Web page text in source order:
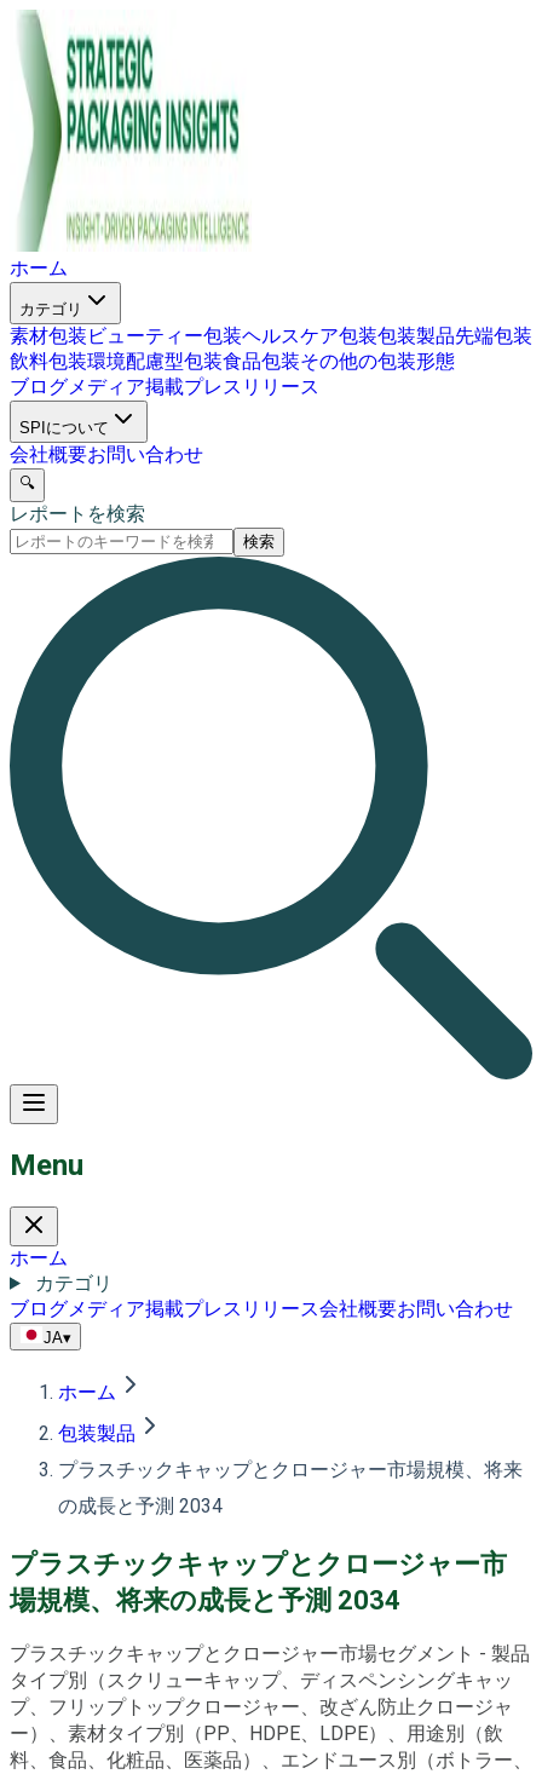
ホーム
カテゴリ
素材包装 ビューティー包装ヘルスケア包装包装製品先端包装
飲料包装環境配慮型包装食品包装その他の包装形態
ブログメディア掲載プレスリリース
SPIについて
会社概要お問い合わせ
🔍
レポートを検索
検索
Menu
ホーム
カテゴリ
ブログメディア掲載プレスリリース会社概要お問い合わせ
JA▾
ホーム
包装製品
プラスチックキャップとクロージャー市場規模、将来
の成長と予測 2034
プラスチックキャップとクロージャー市
場規模、将来の成長と予測 2034
プラスチックキャップとクロージャー市場セグメント - 製品
タイプ別（スクリューキャップ、ディスペンシングキャッ
プ、フリップトップクロージャー、改ざん防止クロージャ
ー）、素材タイプ別（PP、HDPE、LDPE）、用途別（飲
料、食品、化粧品、医薬品）、エンドユース別（ボトラー、